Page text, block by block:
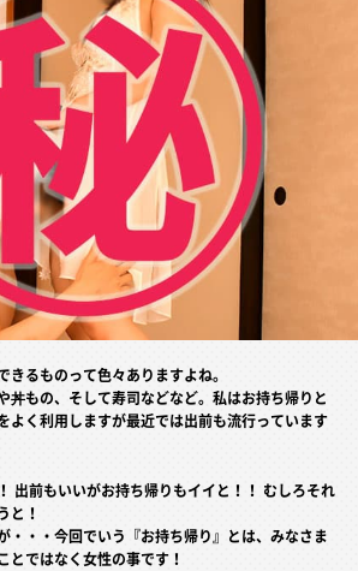
るものって色々ありますよね。
丼もの、そして寿司などなど。私はお持ち帰りと
よく利用しますが最近では出前も流行っています
出前もいいがお持ち帰りもイイと！！ むしろそれ
と！
・・・今回でいう『お持ち帰り』とは、みなさま
とではなく女性の事です！